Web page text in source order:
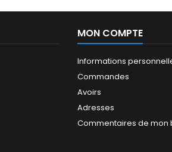
MON COMPTE
Informations
Commandes
Avoirs
Adresses
Commentaires de mon